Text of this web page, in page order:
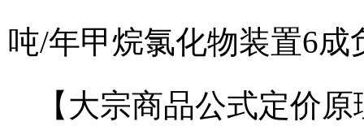
吨/年甲烷氯化物装置6成
【大宗商品公式定价